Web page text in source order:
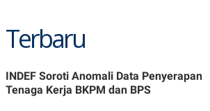
A
N
A
N
A
I
N
J
A
E
Terbaru
INDEF Soroti Anomali Data Penyerapan
Tenaga Kerja BKPM dan BPS